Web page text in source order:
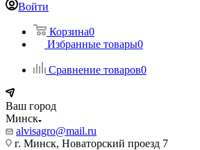
Войти
Корзина0
Избранные товары0
Сравнение товаров0
Ваш город
Минск
alvisagro@mail.ru
г. Минск, Новаторский проезд 7